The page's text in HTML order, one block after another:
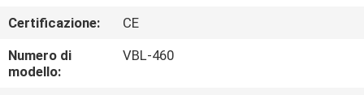
GIRO
DELLA
FABBRICA
Certificazione:
CE
Numero di
modello:
VBL-460